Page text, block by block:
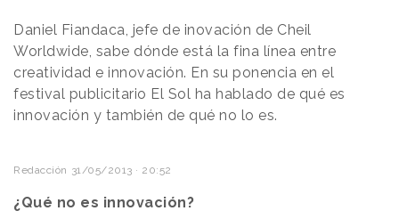
Daniel Fiandaca, jefe de inovación de Cheil
Worldwide, sabe dónde está la fina línea entre
creatividad e innovación. En su ponencia en el
festival publicitario El Sol ha hablado de qué es
innovación y también de qué no lo es.
Redacción 31/05/2013 · 20:52
¿Qué no es innovación?